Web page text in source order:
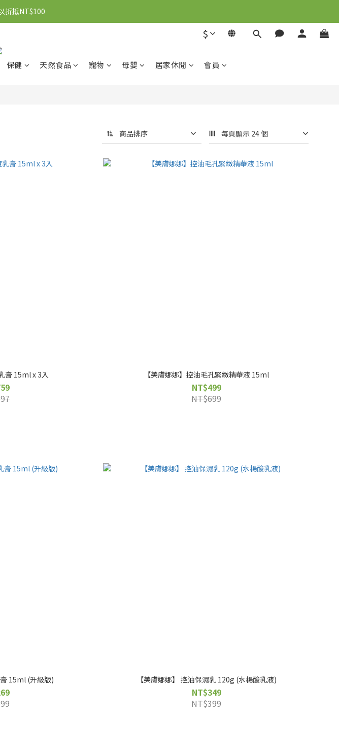
元抽PDRN精華組！👉點我了解
折抵NT$100
$
保健 天然食品 寵物 母嬰 居家休閒 會員
商品排序 每頁顯示 24 個
膏 15ml x 3入 【美膚娜娜】控油毛孔緊緻精華液 15ml
NT$499
NT$699
15ml (升級版) 【美膚娜娜】 控油保濕乳 120g (水楊酸乳液)
NT$349
NT$399